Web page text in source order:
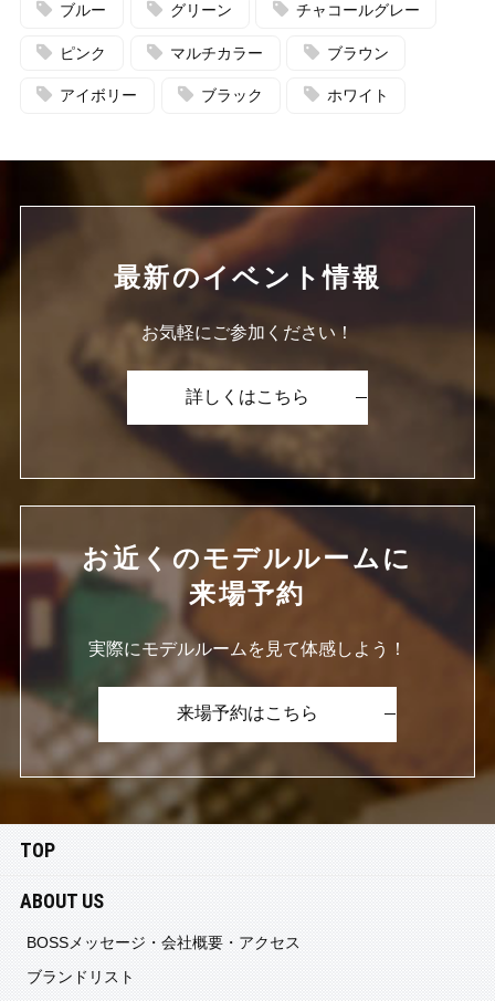
ブルー グリーン チャコールグレー
ピンク マルチカラー ブラウン
アイボリー ブラック ホワイト
最新のイベント情報
お気軽にご参加ください！
詳しくはこちら
お近くのモデルルームに
来場予約
実際にモデルルームを見て体感しよう！
来場予約はこちら
TOP
ABOUT US
BOSSメッセージ・会社概要・アクセス
ブランドリスト